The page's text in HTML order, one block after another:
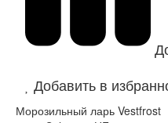
Добавить в
Морозильный ларь Vestfrost